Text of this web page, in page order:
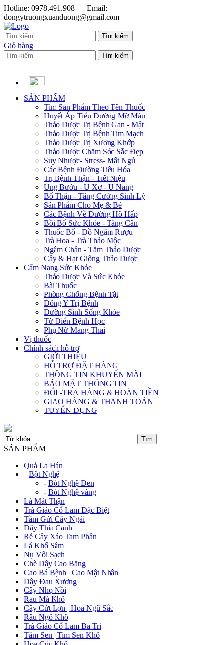
Hotline: 0978.491.908
Email:
dongytruongxuanduong@gmail.com
Giỏ hàng
SẢN PHẨM
Tìm Sản Phẩm Theo Tên Thuốc
Huyết Áp-Tiểu Đường-Mỡ Máu
Thảo Dược Trị Bệnh Gan - Mật
Thảo Dược Trị Bệnh Tim Mạch
Thảo Dược Trị Xương Khớp
Thảo Dược Chăm Sóc Sắc Đẹp
Suy Nhược- Stress- Mất Ngủ
Các Bệnh Đường Tiêu Hóa
Trị Bệnh Thận - Tiết Niệu
Ung Bướu - U Xơ - U Nang
Bổ Thận - Tăng Cường Sinh Lý
Sản Phẩm Cho Mẹ & Bé
Các Bệnh Về Đường Hô Hấp
Bồi Bổ Sức Khỏe - Tăng Cân
Thuốc Bổ - Đồ Ngâm Rượu
Trà Hoa - Trà Thảo Mộc
Ngâm Chân - Tắm Thảo Dược
Cây & Hạt Giống Thảo Dược
Cẩm Nang Sức Khỏe
Thảo Dược Và Sức Khỏe
Bài Thuốc
Phòng Chống Bệnh Tật
Đông Y Trị Bệnh
Dưỡng Sinh Sống Khỏe
Từ Điển Bệnh Học
Phụ Nữ Mang Thai
Vị thuốc
Chính sách hỗ trợ
GIỚI THIỆU
HỖ TRỢ ĐẶT HÀNG
THÔNG TIN KHUYẾN MÃI
BẢO MẬT THÔNG TIN
ĐỔI -TRẢ HÀNG & HOÀN TIỀN
GIAO HÀNG & THANH TOÁN
TUYỂN DỤNG
SẢN PHẨM
Quả La Hán
Bột Nghệ
- Bột Nghệ Đen
- Bột Nghệ vàng
Lá Mát Thận
Trà Giảo Cổ Lam Đặc Biệt
Tầm Gửi Cây Ngái
Dây Thìa Canh
Rễ Cây Xáo Tam Phân
Lá Khổ Sâm
Nụ Vối Sạch
Chè Dây Cao Bằng
Cao Bá Bệnh | Cao Mật Nhân
Dây Đau Xương
Cây Nhọ Nồi
Rau Má Khô
Cây Cứt Lợn | Hoa Ngũ Sắc
Râu Ngô Khô
Trà Giảo Cổ Lam Ba Tri
Tâm Sen | Tim Sen Khô